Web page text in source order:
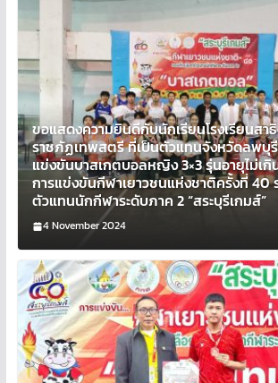
ขอแสดงความยินดีกับนักเรียนโรงเรียนสา
ราชภัฏเทพสตรี ที่เป็นตัวแทนจังหวัดลพบุรี
แข่งขันบาสเกตบอลหญิง 3×3 รุ่นอายุไม่เกิ
การแข่งขันกีฬาเยาวชนแห่งชาติครั้งที่ 40
ตัวแทนนักกีฬาระดับภาค 2 “สระบุรีเกมส์”
4 November 2024